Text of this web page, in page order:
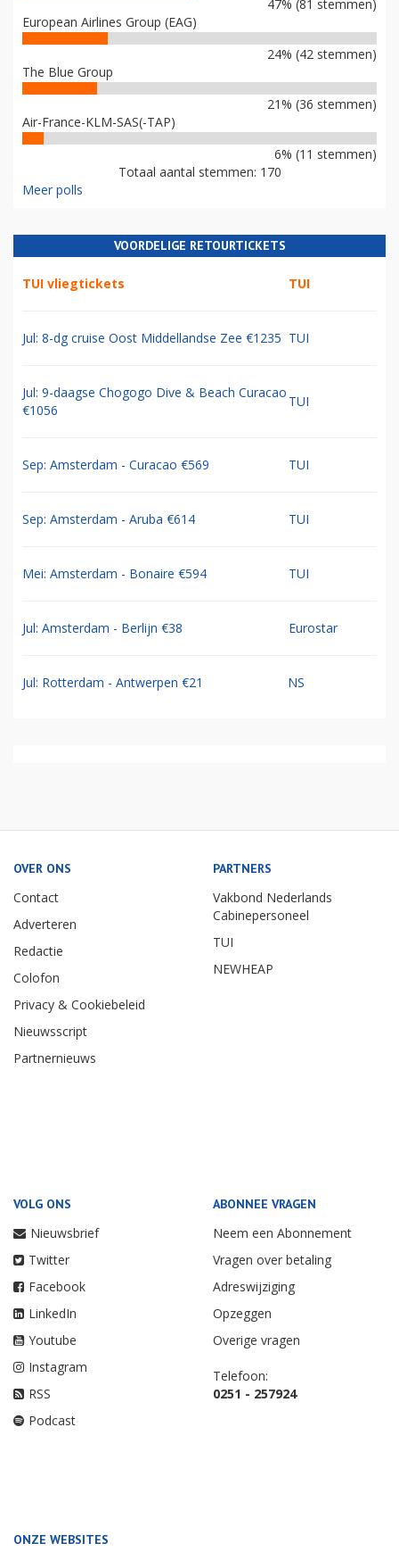
47% (81 stemmen)
European Airlines Group (EAG)
24% (42 stemmen)
The Blue Group
21% (36 stemmen)
Air-France-KLM-SAS(-TAP)
6% (11 stemmen)
Totaal aantal stemmen: 170
Meer polls
VOORDELIGE RETOURTICKETS
TUI vliegtickets TUI
Jul: 8-dg cruise Oost Middellandse Zee €1235 TUI
Jul: 9-daagse Chogogo Dive & Beach Curacao
€1056
TUI
Sep: Amsterdam - Curacao €569 TUI
Sep: Amsterdam - Aruba €614 TUI
Mei: Amsterdam - Bonaire €594 TUI
Jul: Amsterdam - Berlijn €38 Eurostar
Jul: Rotterdam - Antwerpen €21 NS
OVER ONS
Contact
Adverteren
Redactie
Colofon
Privacy & Cookiebeleid
Nieuwsscript
Partnernieuws
PARTNERS
Vakbond Nederlands
Cabinepersoneel
TUI
NEWHEAP
VOLG ONS
Nieuwsbrief
Twitter
Facebook
LinkedIn
Youtube
Instagram
RSS
Podcast
ABONNEE VRAGEN
Neem een Abonnement
Vragen over betaling
Adreswijziging
Opzeggen
Overige vragen
Telefoon:
0251 - 257924
ONZE WEBSITES